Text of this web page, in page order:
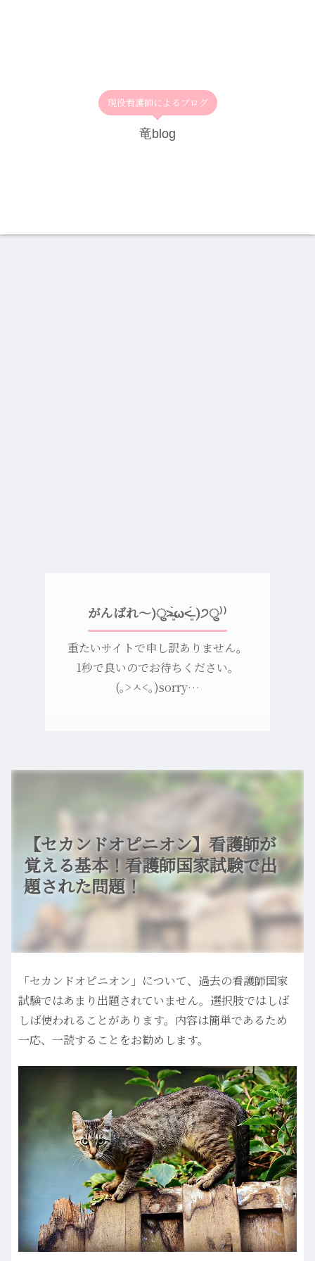
現役看護師によるブログ
竜blog
がんばれ〜)ु˃̶͈̀ω˂̶͈́ )੭ु⁾⁾
重たいサイトで申し訳ありません。
1秒で良いのでお待ちください。
(｡>ㅅ<｡)sorry…
【セカンドオピニオン】看護師が
覚える基本！看護師国家試験で出
題された問題！
「セカンドオピニオン」について、過去の看護師国家
試験ではあまり出題されていません。選択肢ではしば
しば使われることがあります。内容は簡単であるため
一応、一読することをお勧めします。